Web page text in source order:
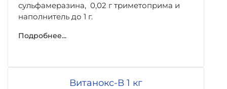
сульфамеразина, 0,02 г триметоприма и
наполнитель до 1 г.
Подробнее...
Витанокс-В 1 кг